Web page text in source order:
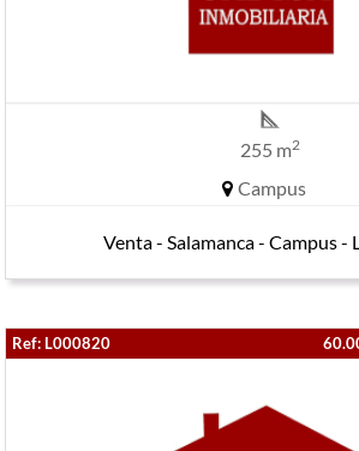
255 m2
Campus
Venta - Salamanca - Campus -
Ref: L000820